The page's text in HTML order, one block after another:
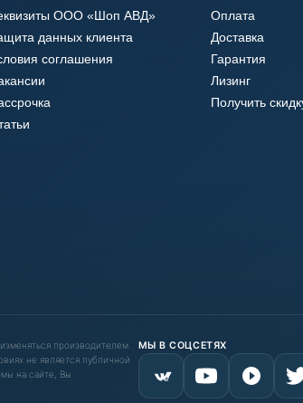
ООО «Шоп АВД»
данных клиента
соглашения
Оплата
Доставка
Гарантия
Лизинг
Получить
производителем.
не является публичной
на сайте, Вы
МЫ В СОЦСЕТЯХ